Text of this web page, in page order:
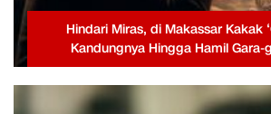
Hindari Miras, di Makassar Kakak
Kandungnya Hingga Hamil Gara-